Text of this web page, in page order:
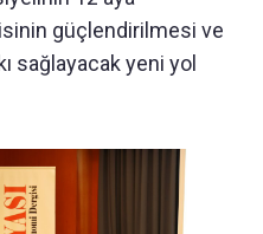
güçlendirilmesi ve
sağlayacak yeni yol